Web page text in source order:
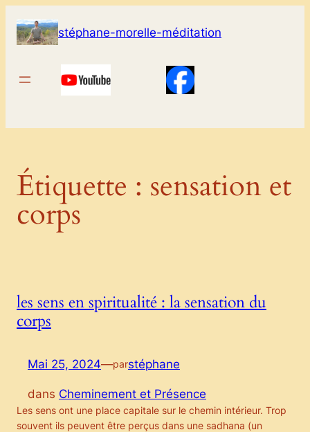
au
stéphane-morelle-méditation
Étiquette : sensation et
corps
les sens en spiritualité : la sensation du
corps
Mai 25, 2024—parstéphane
dans Cheminement et Présence
Les sens ont une place capitale sur le chemin intérieur. Trop
souvent ils peuvent être perçus dans une sadhana (un